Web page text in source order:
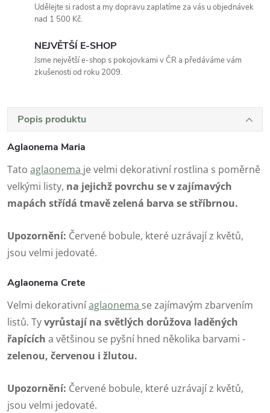
Udělejte si radost a my dopravu zaplatíme za vás u objednávek
nad 1 500 Kč.
NEJVĚTŠÍ E-SHOP
Jsme největší e-shop s pokojovkami v ČR a předáváme vám
zkušenosti od roku 2009.
Popis produktu
Aglaonema Maria
Tato aglaonema je velmi dekorativní rostlina s poměrně
velkými listy, na jejichž povrchu se v zajímavých
mapách střídá tmavě zelená barva se stříbrnou.
Upozornění: Červené bobule, které uzrávají z květů,
jsou velmi jedovaté.
Aglaonema Crete
Velmi dekorativníaglaonema se zajímavým zbarvením
listů. Tyvyrůstají na světlých dorůžova laděných
řapících a většinou se pyšní hned několika barvami -
zelenou, červenou i žlutou.
Upozornění: Červené bobule, které uzrávají z květů,
jsou velmi jedovaté.